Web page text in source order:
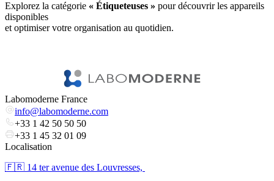
Explorez la catégorie « Étiqueteuses » pour découvrir les appareils
disponibles
et optimiser votre organisation au quotidien.
Labomoderne France
info@labomoderne.com
+33 1 42 50 50 50
+33 1 45 32 01 09
Localisation
🇫🇷 ​14 ter avenue des Louvresses,